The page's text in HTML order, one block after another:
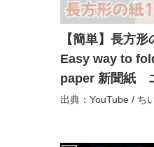
【簡単】長方
Easy way to
paper 新聞紙
出典：YouTube / ち